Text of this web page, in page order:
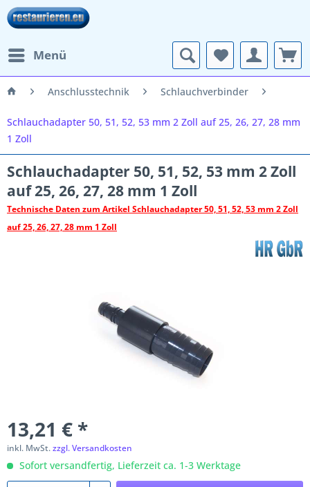
Menü
Anschlusstechnik Schlauchverbinder
Schlauchadapter 50, 51, 52, 53 mm 2 Zoll auf 25, 26, 27, 28 mm
1 Zoll
Schlauchadapter 50, 51, 52, 53 mm 2 Zoll
auf 25, 26, 27, 28 mm 1 Zoll
Technische Daten zum Artikel Schlauchadapter 50, 51, 52, 53 mm 2 Zoll
auf 25, 26, 27, 28 mm 1 Zoll
13,21 € *
inkl. MwSt.zzgl. Versandkosten
Sofort versandfertig, Lieferzeit ca. 1-3 Werktage